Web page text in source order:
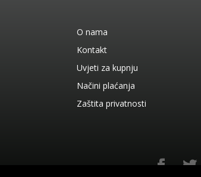
O nama
Kontakt
Uvjeti za kupnju
Načini plaćanja
Zaštita privatnosti